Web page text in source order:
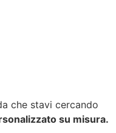
che stavi cercando
su misura.